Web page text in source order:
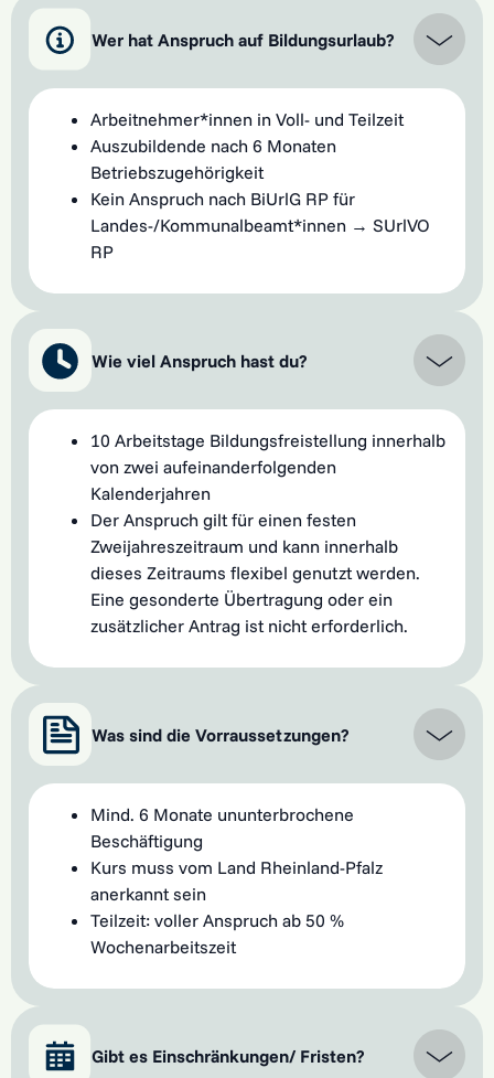
Wer hat Anspruch auf Bildungsurlaub?
Arbeitnehmer*innen in Voll- und Teilzeit
Auszubildende nach 6 Monaten
Betriebszugehörigkeit
Kein Anspruch nach BiUrlG RP für
Landes-/Kommunalbeamt*innen → SUrlVO
RP
Wie viel Anspruch hast du?
10 Arbeitstage Bildungsfreistellung innerhalb
von zwei aufeinanderfolgenden
Kalenderjahren
Der Anspruch gilt für einen festen
Zweijahreszeitraum und kann innerhalb
dieses Zeitraums flexibel genutzt werden.
Eine gesonderte Übertragung oder ein
zusätzlicher Antrag ist nicht erforderlich.
Was sind die Vorraussetzungen?
Mind. 6 Monate ununterbrochene
Beschäftigung
Kurs muss vom Land Rheinland-Pfalz
anerkannt sein
Teilzeit: voller Anspruch ab 50 %
Wochenarbeitszeit
Gibt es Einschränkungen/ Fristen?